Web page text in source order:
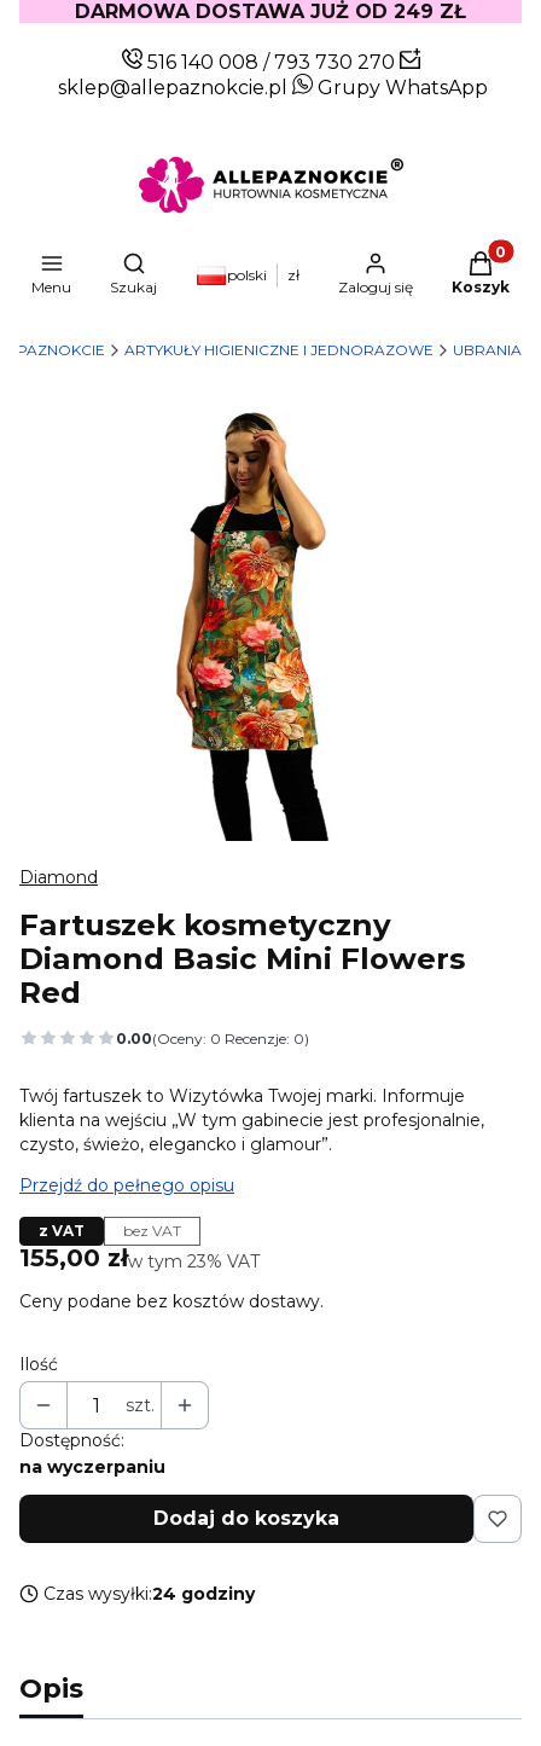
DARMOWA DOSTAWA JUŻ OD 249 ZŁ
516 140 008 /793 730 270
sklep@allepaznokcie.pl
Grupy WhatsApp
Menu
Otwórz wyszukiwarkę
Szukaj
polski zł
Zaloguj się Koszyk
ARTYKUŁY HIGIENICZNE I JEDNORAZOWE UBRANIA
Diamond
Fartuszek kosmetyczny
Diamond Basic Mini Flowers
Red
0.00(Oceny: 0 Recenzje: 0)
Przejdź do sekcji Opinie
Twój fartuszek to Wizytówka Twojej marki. Informuje
klienta na wejściu „W tym gabinecie jest profesjonalnie,
czysto, świeżo, elegancko i glamour”.
Przejdź do pełnego opisu
z VAT bez VAT
Cena
155,00 złw tym 23% VAT
w tym 23% VAT
Ceny podane bez kosztów dostawy.
Ilość
szt.
Dostępność:
na wyczerpaniu
Dodaj do koszyka
Czas wysyłki:24 godziny
Opis